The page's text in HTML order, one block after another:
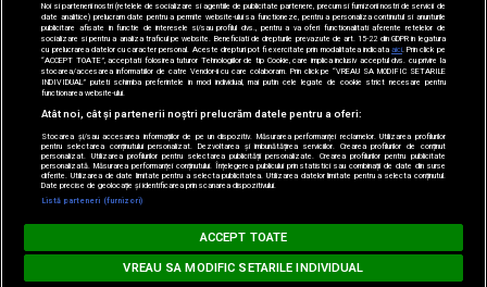
THE SECOND VOICE - Let Me Be
Noi si partenerii nostri (retelele de socializare si agentiile de publicitate partenere, precum si furnizorii nostri de servicii de
date analitice) prelucram date pentru a permite website-ului sa functioneze, pentru a personaliza continutul si anunturile
publicitare afisate in functie de interesele si/sau profilul dvs., pentru a va oferi functionalitati aferente retelelor de
socializare si pentru a analiza traficul pe website. Beneficiati de drepturile prevazute de art. 15-22 din GDPR in legatura
cu prelucrarea datelor cu caracter personal. Aceste drepturi pot fi exercitate prin modalitatea indicataaici . Prin click pe
“ACCEPT TOATE”, acceptati folosirea tuturor Tehnologiilor de tip Cookie, care implica inclusiv acceptul dvs. cu privire la
stocarea/accesarea informatiilor de catre Vendor-ii cu care colaboram. Prin click pe “VREAU SA MODIFIC SETARILE
INDIVIDUAL” puteti schimba preferintele in mod individual, mai putin cele legate de cookie strict necesare pentru
functionarea website-ului.
Atât noi, cât și partenerii noștri prelucrăm datele pentru a oferi:
Stocarea și/sau accesarea informațiilor de pe un dispozitiv. Măsurarea performanței reclamelor. Utilizarea profilurilor
pentru selectarea conținutului personalizat. Dezvoltarea și îmbunătățirea serviciilor. Crearea profilurilor de conținut
personalizat. Utilizarea profilurilor pentru selectarea publicității personalizate. Crearea profilurilor pentru publicitate
personalizată. Măsurarea performanței conținutului. Înțelegerea publicului prin statistici sau combinații de date din surse
diferite. Utilizarea de date limitate pentru a selecta publicitatea. Utilizarea datelor limitate pentru a selecta conținutul.
Date precise de geolocație și identificarea prin scanarea dispozitivului.
Listă parteneri (furnizori)
ACCEPT TOATE
VREAU SA MODIFIC SETARILE INDIVIDUAL